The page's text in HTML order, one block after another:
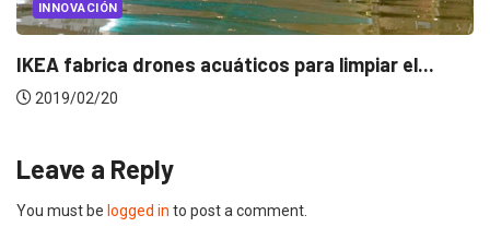
INNOVACIÓN
Live Transcribe: la nueva app de Google...
2019/02/13
Leave a Reply
You must be logged in to post a comment.